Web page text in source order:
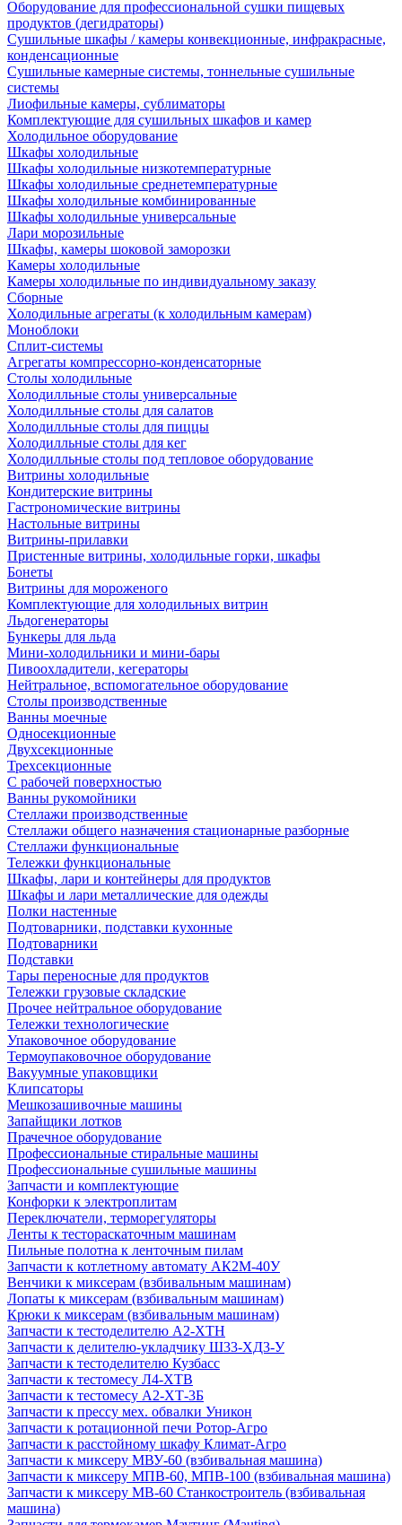
Оборудование для профессиональной сушки пищевых
продуктов (дегидраторы)
Сушильные шкафы / камеры конвекционные, инфракрасные,
конденсационные
Сушильные камерные системы, тоннельные сушильные
системы
Лиофильные камеры, сублиматоры
Комплектующие для сушильных шкафов и камер
Холодильное оборудование
Шкафы холодильные
Шкафы холодильные низкотемпературные
Шкафы холодильные среднетемпературные
Шкафы холодильные комбинированные
Шкафы холодильные универсальные
Лари морозильные
Шкафы, камеры шоковой заморозки
Камеры холодильные
Камеры холодильные по индивидуальному заказу
Сборные
Холодильные агрегаты (к холодильным камерам)
Моноблоки
Сплит-системы
Агрегаты компрессорно-конденсаторные
Столы холодильные
Холодилльные столы универсальные
Холодилльные столы для салатов
Холодилльные столы для пиццы
Холодилльные столы для кег
Холодилльные столы под тепловое оборудование
Витрины холодильные
Кондитерские витрины
Гастрономические витрины
Настольные витрины
Витрины-прилавки
Пристенные витрины, холодильные горки, шкафы
Бонеты
Витрины для мороженого
Комплектующие для холодильных витрин
Льдогенераторы
Бункеры для льда
Мини-холодильники и мини-бары
Пивоохладители, кегераторы
Нейтральное, вспомогательное оборудование
Столы производственные
Ванны моечные
Односекционные
Двухсекционные
Трехсекционные
С рабочей поверхностью
Ванны рукомойники
Стеллажи производственные
Стеллажи общего назначения стационарные разборные
Стеллажи функциональные
Тележки функциональные
Шкафы, лари и контейнеры для продуктов
Шкафы и лари металлические для одежды
Полки настенные
Подтоварники, подставки кухонные
Подтоварники
Подставки
Тары переносные для продуктов
Тележки грузовые складские
Прочее нейтральное оборудование
Тележки технологические
Упаковочное оборудование
Термоупаковочное оборудование
Вакуумные упаковщики
Клипсаторы
Мешкозашивочные машины
Запайщики лотков
Прачечное оборудование
Профессиональные стиральные машины
Профессиональные сушильные машины
Запчасти и комплектующие
Конфорки к электроплитам
Переключатели, терморегуляторы
Ленты к тестораскаточным машинам
Пильные полотна к ленточным пилам
Запчасти к котлетному автомату АК2М-40У
Венчики к миксерам (взбивальным машинам)
Лопаты к миксерам (взбивальным машинам)
Крюки к миксерам (взбивальным машинам)
Запчасти к тестоделителю А2-ХТН
Запчасти к делителю-укладчику Ш33-ХД3-У
Запчасти к тестоделителю Кузбасс
Запчасти к тестомесу Л4-ХТВ
Запчасти к тестомесу А2-ХТ-3Б
Запчасти к прессу мех. обвалки Уникон
Запчасти к ротационной печи Ротор-Агро
Запчасти к расстойному шкафу Климат-Агро
Запчасти к миксеру МВУ-60 (взбивальная машина)
Запчасти к миксеру МПВ-60, МПВ-100 (взбивальная машина)
Запчасти к миксеру МВ-60 Станкостроитель (взбивальная
машина)